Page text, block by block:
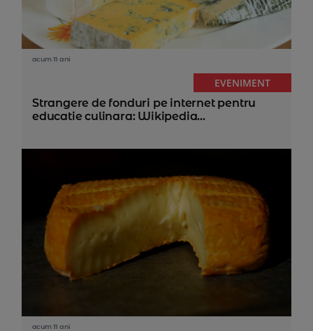
acum 11 ani
EVENIMENT
Strangere de fonduri pe internet pentru
educatie culinara: Wikipedia...
acum 11 ani